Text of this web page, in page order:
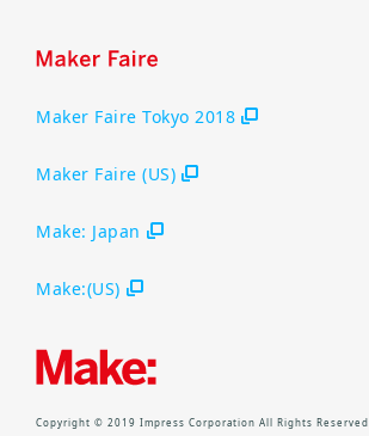
Maker Faire Tokyo 2018
Maker Faire (US)
Make: Japan
Make:(US)
Copyright © 2019 Impress Corporation All Rights Reserved.